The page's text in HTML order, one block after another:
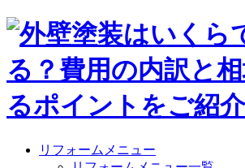
リフォームメニュー